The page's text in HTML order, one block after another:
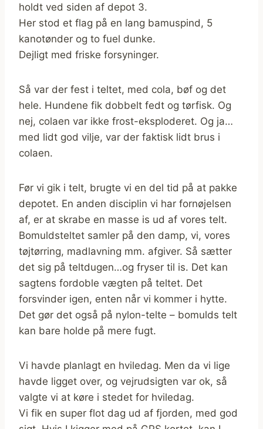
holdt ved siden af depot 3.
Her stod et flag på en lang bamuspind, 5
kanotønder og to fuel dunke.
Dejligt med friske forsyninger.
Så var der fest i teltet, med cola, bøf og det
hele. Hundene fik dobbelt fedt og tørfisk. Og
nej, colaen var ikke frost-eksploderet. Og ja…
med lidt god vilje, var der faktisk lidt brus i
colaen.
Før vi gik i telt, brugte vi en del tid på at pakke
depotet. En anden disciplin vi har fornøjelsen
af, er at skrabe en masse is ud af vores telt.
Bomuldsteltet samler på den damp, vi, vores
tøjtørring, madlavning mm. afgiver. Så sætter
det sig på teltdugen…og fryser til is. Det kan
sagtens fordoble vægten på teltet. Det
forsvinder igen, enten når vi kommer i hytte.
Det gør det også på nylon-telte – bomulds telt
kan bare holde på mere fugt.
Vi havde planlagt en hviledag. Men da vi lige
havde ligget over, og vejrudsigten var ok, så
valgte vi at køre i stedet for hviledag.
Vi fik en super flot dag ud af fjorden, med god